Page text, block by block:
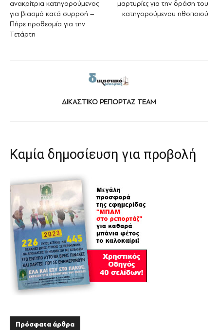
ανακρίτρια κατηγορούμενος
για βιασμό κατά συρροή –
Πήρε προθεσμία για την
Τετάρτη
μαρτυρίες για την δράση του
κατηγορούμενου ηθοποιού
ΔΙΚΑΣΤΙΚΟ ΡΕΠΟΡΤΑΖ TEAM
Καμία δημοσίευση για προβολή
Πρόσφατα άρθρα